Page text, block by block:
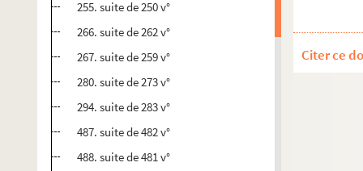
255. suite de 250 v°
266. suite de 262 v°
267. suite de 259 v°
280. suite de 273 v°
294. suite de 283 v°
487. suite de 482 v°
488. suite de 481 v°
Citer ce